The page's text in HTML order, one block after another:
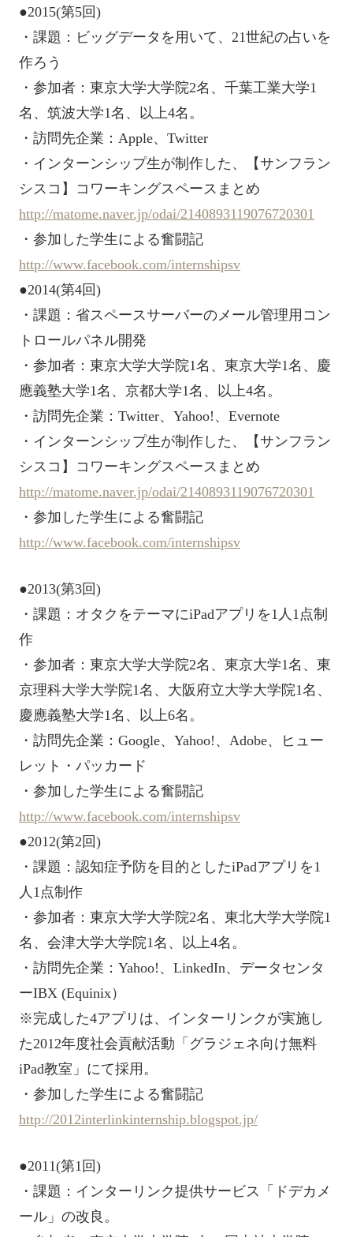
●2015(第5回)
・課題：ビッグデータを用いて、21世紀の占いを
作ろう
・参加者：東京大学大学院2名、千葉工業大学1
名、筑波大学1名、以上4名。
・訪問先企業：Apple、Twitter
・インターンシップ生が制作した、【サンフラン
シスコ】コワーキングスペースまとめ
http://matome.naver.jp/odai/2140893119076720301
・参加した学生による奮闘記
http://www.facebook.com/internshipsv
●2014(第4回)
・課題：省スペースサーバーのメール管理用コン
トロールパネル開発
・参加者：東京大学大学院1名、東京大学1名、慶
應義塾大学1名、京都大学1名、以上4名。
・訪問先企業：Twitter、Yahoo!、Evernote
・インターンシップ生が制作した、【サンフラン
シスコ】コワーキングスペースまとめ
http://matome.naver.jp/odai/2140893119076720301
・参加した学生による奮闘記
http://www.facebook.com/internshipsv
●2013(第3回)
・課題：オタクをテーマにiPadアプリを1人1点制
作
・参加者：東京大学大学院2名、東京大学1名、東
京理科大学大学院1名、大阪府立大学大学院1名、
慶應義塾大学1名、以上6名。
・訪問先企業：Google、Yahoo!、Adobe、ヒュー
レット・パッカード
・参加した学生による奮闘記
http://www.facebook.com/internshipsv
●2012(第2回)
・課題：認知症予防を目的としたiPadアプリを1
人1点制作
・参加者：東京大学大学院2名、東北大学大学院1
名、会津大学大学院1名、以上4名。
・訪問先企業：Yahoo!、LinkedIn、データセンタ
ーIBX (Equinix）
※完成した4アプリは、インターリンクが実施し
た2012年度社会貢献活動「グラジェネ向け無料
iPad教室」にて採用。
・参加した学生による奮闘記
http://2012interlinkinternship.blogspot.jp/
●2011(第1回)
・課題：インターリンク提供サービス「ドデカメ
ール」の改良。